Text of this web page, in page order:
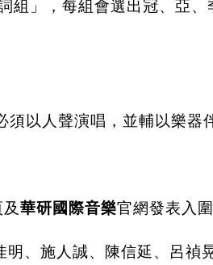
組」，每組會選出冠、亞
以人聲演唱，並輔以樂器
華研國際音樂官網發表入圍
、施人誠、陳信延、呂禎